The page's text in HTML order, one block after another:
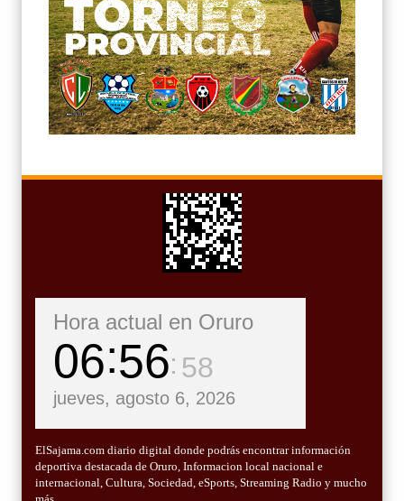
Hora actual en Oruro
06 56 59
jueves, agosto 6, 2026
ElSajama.com diario digital donde podrás encontrar información
deportiva destacada de Oruro, Informacion local nacional e
internacional, Cultura, Sociedad, eSports, Streaming Radio y mucho